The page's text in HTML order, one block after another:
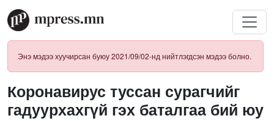
Энэ мэдээ хуучирсан буюу 2021/09/02-нд нийтлэгдсэн мэдээ болно.
Коронавирус туссан сурагчийг
гадуурхахгүй гэх баталгаа бий юу